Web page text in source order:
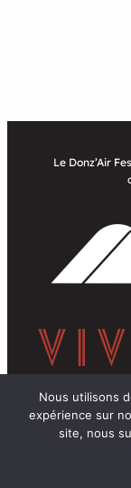
Le Donz’Air
Nous utilisons
expérience sur
site, nous